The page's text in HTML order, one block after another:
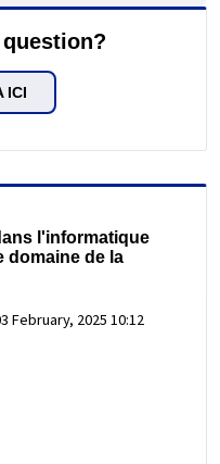
ICI
l'informatique
domaine de la
February, 2025 10:12